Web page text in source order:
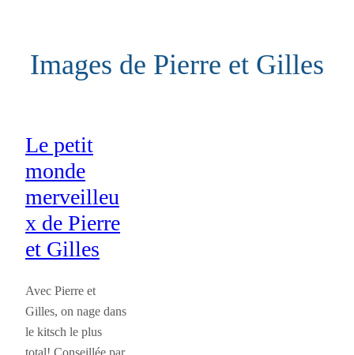
contenuImages de Pierre et Gilles
Le petit
monde
merveilleu
x de Pierre
et Gilles
Avec Pierre et
Gilles, on nage dans
le kitsch le plus